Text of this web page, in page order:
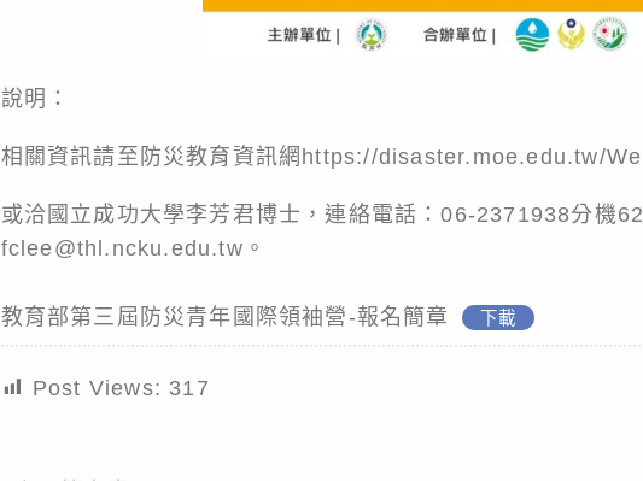
說明：
相關資訊請至防災教育資訊網https://disaster.moe.edu.tw/
或洽國立成功大學李芳君博士，連絡電話：06-2371938分機
fclee@thl.ncku.edu.tw。
教育部第三屆防災青年國際領袖營-報名簡章 下載
Post Views: 317